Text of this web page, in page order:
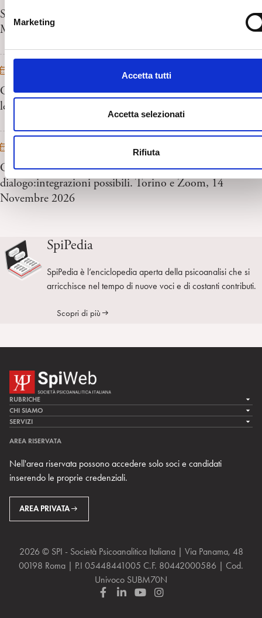
e
d
l
c
o
s
s
o
Marketing
Accetta tutti
Accetta selezionati
Rifiuta
SÁNDOR FERENCZI 15th International Conference.
Madrid, October 14 to 17- 2026
CPB – Festival di Psicoanalisi e Letteratura. La fragilità e
le sue trasformazioni. Bologna e Zoom, 4 Ottobre 2026
CTP – Convegno Psicoanalisti e psichiatri in
dialogo:integrazioni possibili. Torino e Zoom, 14
Novembre 2026
SpiPedia
SpiPedia è l’enciclopedia aperta della psicoanalisi che si
arricchisce nel tempo di nuove voci e di costanti contributi.
Scopri di più
RUBRICHE
LA CURA
LA RICERCA
MULTIMEDIA
CHI SIAMO
LA SPI
TEAM DI SPIWEB
CONTATTI
RIVISTE
SERVIZI
ARCHIVIO STORICO
AREA RISERVATA
Nell'area riservata possono accedere solo soci e candidati
inserendo le proprie credenziali.
AREA PRIVATA
2026 © SPI - Società Psicoanalitica Italiana | Via Panama, 48
00198 Roma | P.I 05448441005 C.F. 80442000586 | Cod.
Univoco SUBM70N
F
L
Y
I